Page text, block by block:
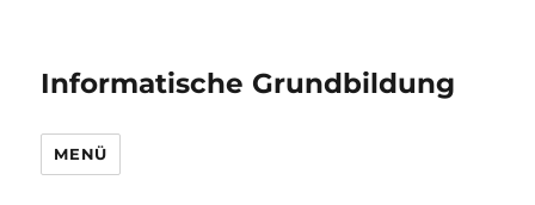
Informatische Grundbildung
MENÜ